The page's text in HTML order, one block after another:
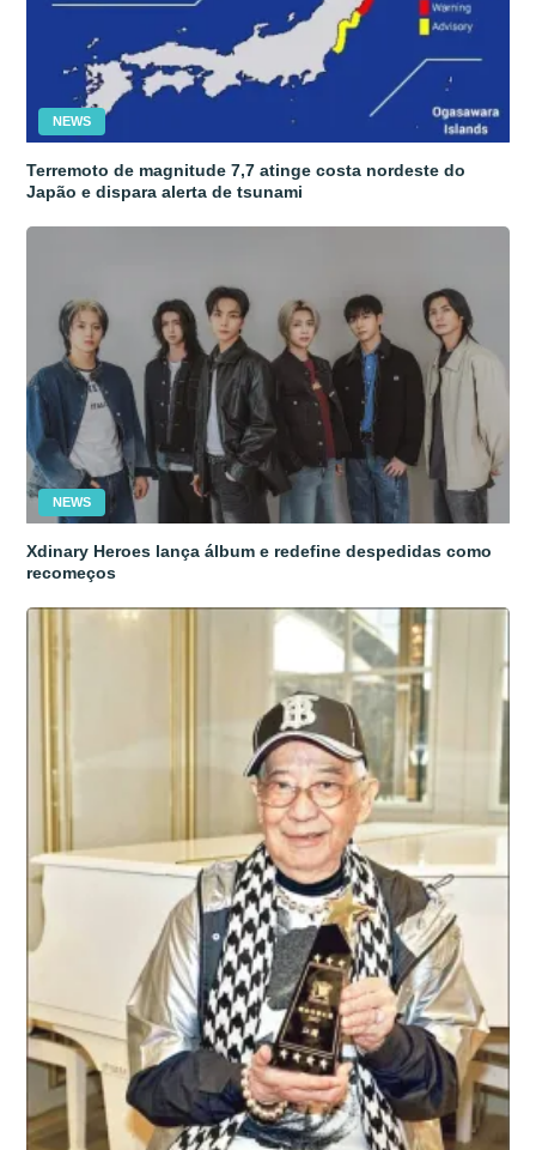
NEWS
Terremoto de magnitude 7,7 atinge costa nordeste do
Japão e dispara alerta de tsunami
NEWS
Xdinary Heroes lança álbum e redefine despedidas como
recomeços